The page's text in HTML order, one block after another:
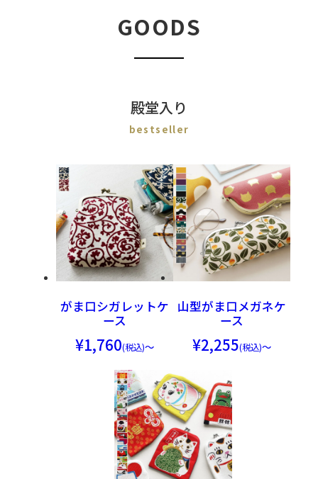
GOODS
殿堂入り
がま口シガレットケ
ース
1,760 ～
山型がま口メガネケ
ース
2,255 ～